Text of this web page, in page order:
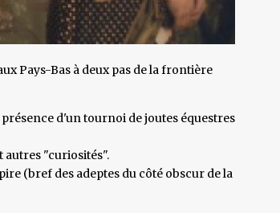
Pays-Bas à deux pas de la frontière
d'un tournoi de joutes équestres
autres "curiosités".
(bref des adeptes du côté obscur de la